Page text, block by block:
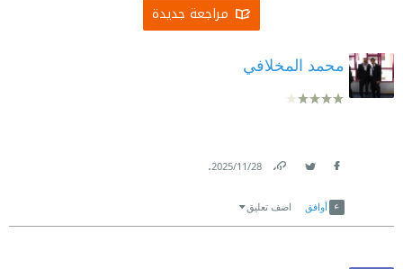
مراجعة جديدة
محمد المخلافي
28‏/11‏/2025
.
أوافق اضف تعليق